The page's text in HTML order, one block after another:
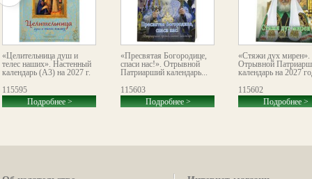
«Целительница душ и
телес наших». Настенный
календарь (А3) на 2027 г.
115595
Подробнее >
«Пресвятая Богородице,
спаси нас!». Отрывной
Патриарший календарь...
115603
Подробнее >
«Стяжи дух мирен».
Отрывной
календарь на 2027
115602
Подробнее >